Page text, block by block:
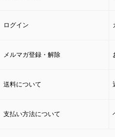
ログイン
メルマガ登録・解除
送料について
支払い方法について